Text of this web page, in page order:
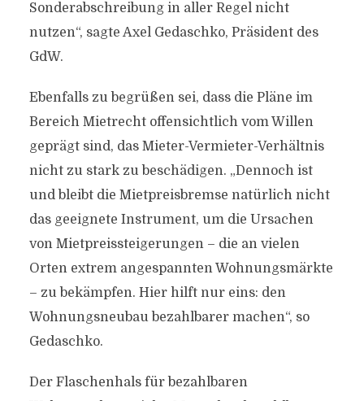
Sonderabschreibung in aller Regel nicht
nutzen“, sagte Axel Gedaschko, Präsident des
GdW.
Ebenfalls zu begrüßen sei, dass die Pläne im
Bereich Mietrecht offensichtlich vom Willen
geprägt sind, das Mieter-Vermieter-Verhältnis
nicht zu stark zu beschädigen. „Dennoch ist
und bleibt die Mietpreisbremse natürlich nicht
das geeignete Instrument, um die Ursachen
von Mietpreissteigerungen – die an vielen
Orten extrem angespannten Wohnungsmärkte
– zu bekämpfen. Hier hilft nur eins: den
Wohnungsneubau bezahlbarer machen“, so
Gedaschko.
Der Flaschenhals für bezahlbaren